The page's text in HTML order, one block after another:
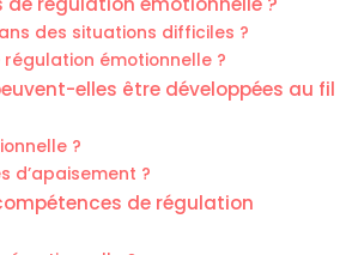
des situations difficiles ?
émotionnelle ?
elles être développées au fil
?
d’apaisement ?
de régulation